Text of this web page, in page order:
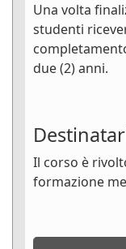
Una volta
studenti
due (2) anni.
Il corso è
formazione